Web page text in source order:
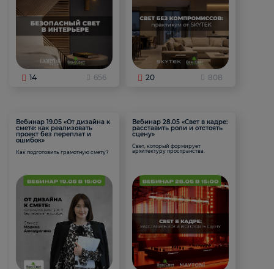
14 656 20 808
Вебинар 19.05 «От дизайна к
смете: как реализовать
проект без переплат и
ошибок»
Как подготовить грамотную смету?
Вебинар 28.05 «Свет в кадре:
расставить роли и отстоять
сцену»
Свет, который формирует
архитектуру пространства.